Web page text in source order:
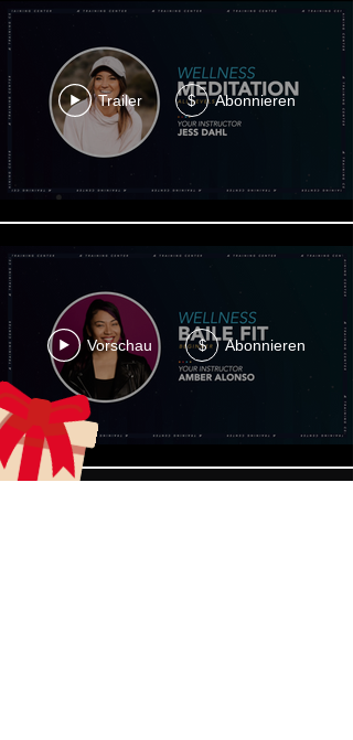
Trailer $ Abonnieren
Vorschau $ Abonnieren